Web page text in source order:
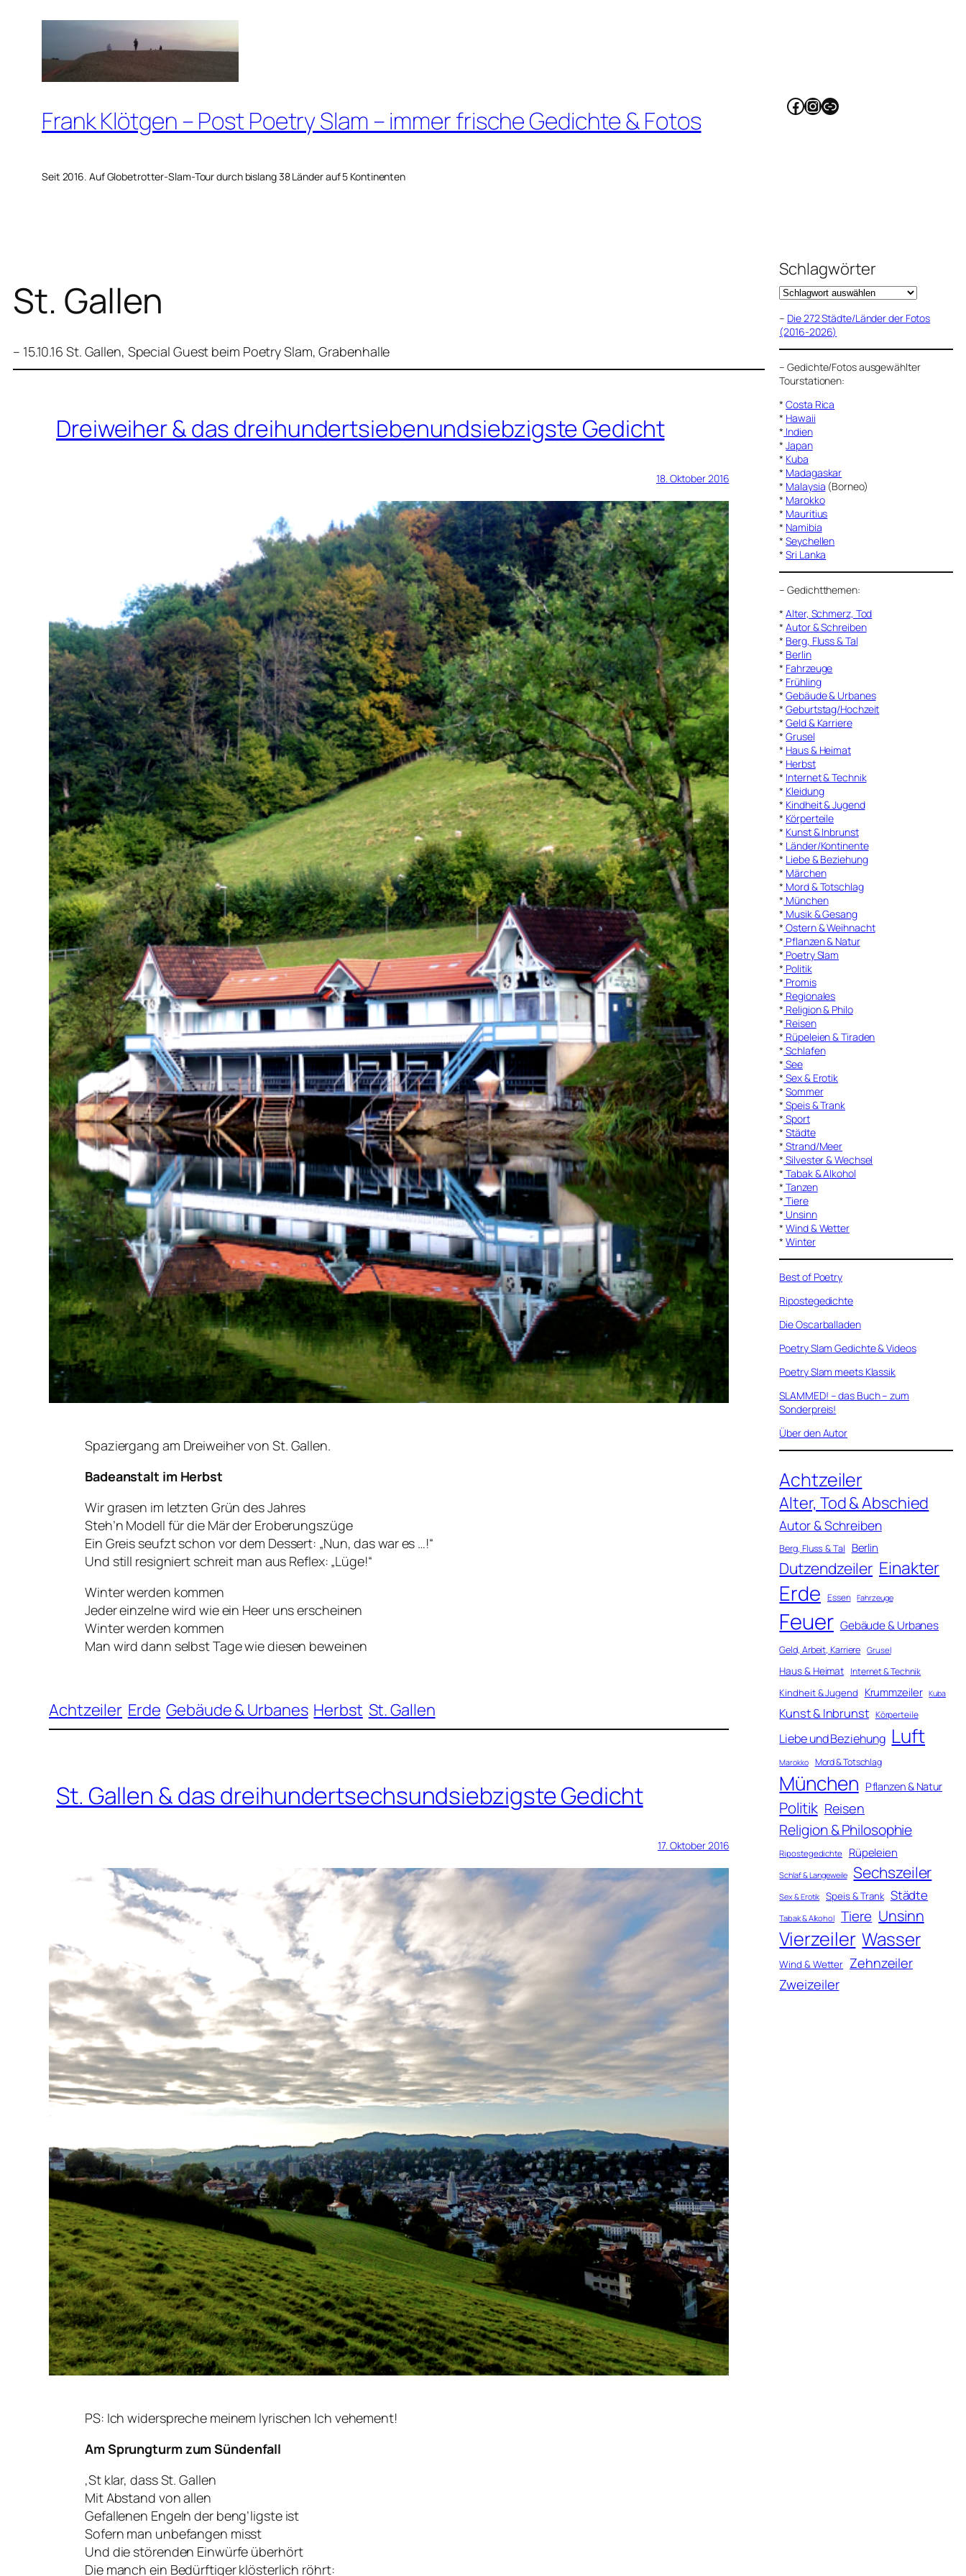
springen
Frank Klötgen – Post Poetry Slam – immer frische Gedichte & Fotos
Seit 2016. Auf Globetrotter-Slam-Tour durch bislang 38 Länder auf 5 Kontinenten
Facebook
Instagram
Link
St. Gallen
– 15.10.16 St. Gallen, Special Guest beim Poetry Slam, Grabenhalle
Dreiweiher & das dreihundertsiebenundsiebzigste Gedicht
18. Oktober 2016
Spaziergang am Dreiweiher von St. Gallen.
Badeanstalt im Herbst
Wir grasen im letzten Grün des Jahres
Steh’n Modell für die Mär der Eroberungszüge
Ein Greis seufzt schon vor dem Dessert: „Nun, das war es …!“
Und still resigniert schreit man aus Reflex: „Lüge!“
Winter werden kommen
Jeder einzelne wird wie ein Heer uns erscheinen
Winter werden kommen
Man wird dann selbst Tage wie diesen beweinen
Achtzeiler Erde Gebäude & Urbanes Herbst St. Gallen
St. Gallen & das dreihundertsechsundsiebzigste Gedicht
17. Oktober 2016
PS: Ich widerspreche meinem lyrischen Ich vehement!
Am Sprungturm zum Sündenfall
‚St klar, dass St. Gallen
Mit Abstand von allen
Gefallenen Engeln der beng’ligste ist
Sofern man unbefangen misst
Und die störenden Einwürfe überhört
Die manch ein Bedürftiger klösterlich röhrt:
Schlagwörter
– Die 272 Städte/Länder der Fotos
(2016-2026)
–Gedichte/Fotos ausgewählter
Tourstationen:
*Costa Rica
* Hawaii
* Indien
*Japan
* Kuba
* Madagaskar
* Malaysia (Borneo)
* Marokko
* Mauritius
* Namibia
*Seychellen
*Sri Lanka
–Gedichtthemen:
*Alter, Schmerz, Tod
*Autor & Schreiben
* Berg, Fluss & Tal
* Berlin
* Fahrzeuge
* Frühling
*Gebäude & Urbanes
*Geburtstag/Hochzeit
*Geld & Karriere
*Grusel
* Haus & Heimat
* Herbst
* Internet & Technik
* Kleidung
* Kindheit & Jugend
* Körperteile
* Kunst & Inbrunst
* Länder/Kontinente
* Liebe & Beziehung
* Märchen
* Mord & Totschlag
* München
* Musik & Gesang
* Ostern & Weihnacht
* Pflanzen & Natur
* Poetry Slam
* Politik
* Promis
* Regionales
* Religion & Philo
* Reisen
* Rüpeleien & Tiraden
* Schlafen
* See
* Sex & Erotik
*Sommer
* Speis & Trank
* Sport
*Städte
* Strand/Meer
* Silvester & Wechsel
* Tabak & Alkohol
* Tanzen
* Tiere
* Unsinn
*Wind & Wetter
*Winter
Best of Poetry
Ripostegedichte
Die Oscarballaden
Poetry Slam Gedichte & Videos
Poetry Slam meets Klassik
SLAMMED! – das Buch – zum
Sonderpreis!
Über den Autor
Achtzeiler
Alter, Tod & Abschied
Autor & Schreiben
Berg, Fluss & Tal Berlin
Dutzendzeiler Einakter
Erde Essen Fahrzeuge
Feuer Gebäude & Urbanes
Geld, Arbeit, Karriere Grusel
Haus & Heimat Internet & Technik
Kindheit & Jugend Krummzeiler Kuba
Kunst & Inbrunst Körperteile
Liebe und Beziehung Luft
Marokko Mord & Totschlag
München Pflanzen & Natur
Politik Reisen
Religion & Philosophie
Ripostegedichte Rüpeleien
Schlaf & Langeweile Sechszeiler
Sex & Erotik Speis & Trank Städte
Tabak & Alkohol Tiere Unsinn
Vierzeiler Wasser
Wind & Wetter Zehnzeiler
Zweizeiler